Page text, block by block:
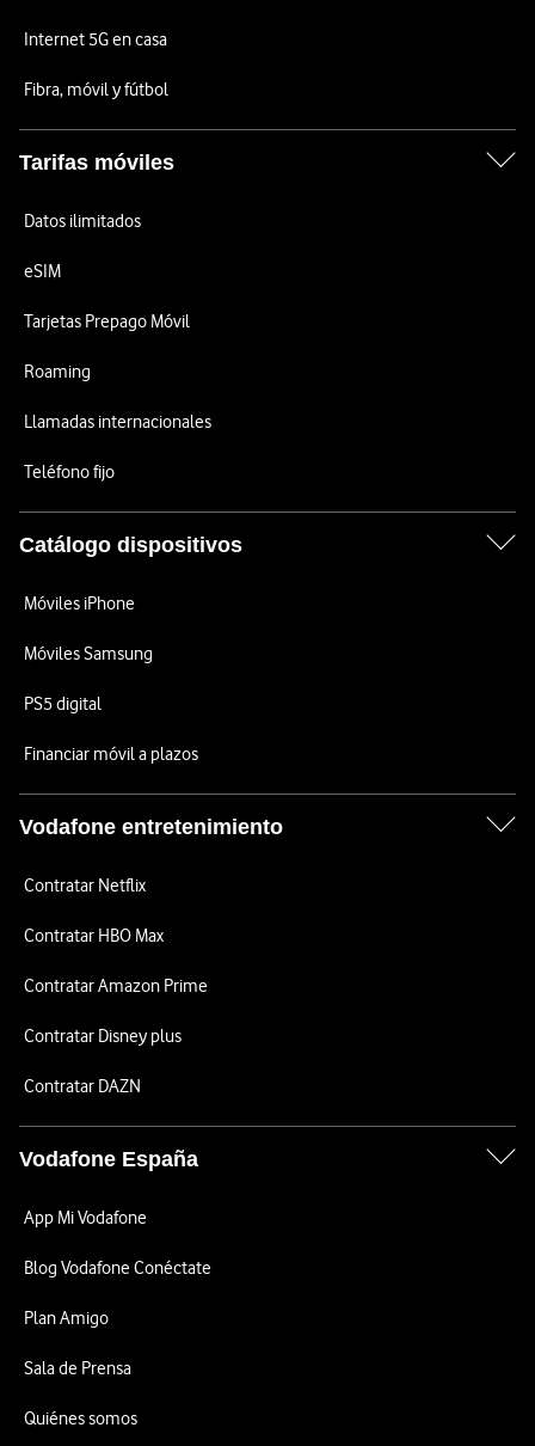
Internet 5G en casa
Fibra, móvil y fútbol
Tarifas móviles
Datos ilimitados
eSIM
Tarjetas Prepago Móvil
Roaming
Llamadas internacionales
Teléfono fijo
Catálogo dispositivos
Móviles iPhone
Móviles Samsung
PS5 digital
Financiar móvil a plazos
Vodafone entretenimiento
Contratar Netflix
Contratar HBO Max
Contratar Amazon Prime
Contratar Disney plus
Contratar DAZN
Vodafone España
App Mi Vodafone
Blog Vodafone Conéctate
Plan Amigo
Sala de Prensa
Quiénes somos